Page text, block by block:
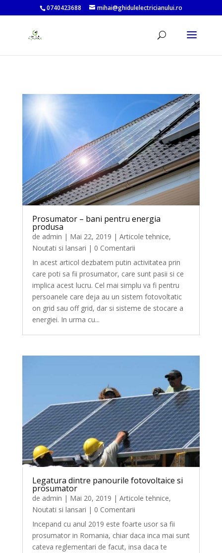
0740423688 mihai@ghidulelectricianului.ro
Prosumator – bani pentru energia
produsa
de admin | Mai 22, 2019 | Articole tehnice,
Noutati si lansari | 0 Comentarii
In acest articol dezbatem putin activitatea prin
care poti sa fii prosumator, care sunt pasii si ce
implica acest lucru. Cel mai simplu va fi pentru
persoanele care deja au un sistem fotovoltatic
on grid sau off grid, dar si sisteme de stocare a
energiei. In urma cu...
Legatura dintre panourile fotovoltaice si
prosumator
de admin | Mai 20, 2019 | Articole tehnice,
Noutati si lansari | 0 Comentarii
Incepand cu anul 2019 este foarte usor sa fii
prosumator in Romania, chiar daca inca mai sunt
cateva reglementari de facut, insa daca te